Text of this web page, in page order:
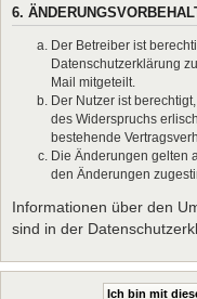
6.
Der Betreiber ist
Datenschutzerklärung
Mail mitgeteilt.
Der Nutzer ist
des Widerspruchs
bestehende
Die Änderungen gelten
den Änderungen
Informationen über den
sind in der